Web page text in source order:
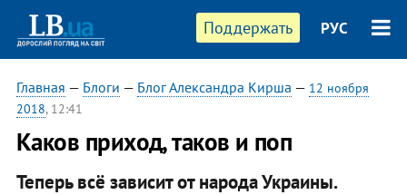
Поддержать РУС
Главная — Блоги — Блог Александра Кирша — 12 ноября
2018, 12:41
Каков приход, таков и поп
Теперь всё зависит от народа Украины.